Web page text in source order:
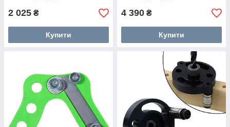
2 025 ₴
Купити
4 390 ₴
Купити